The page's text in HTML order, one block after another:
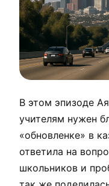
В этом эпизоде
учителям нужен
«обновленке» в
ответила на
школьников и